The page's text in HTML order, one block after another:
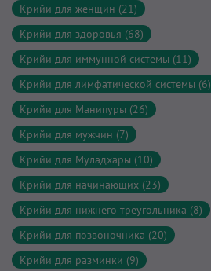
Крийи для женщин (21)
Крийи для здоровья (68)
Крийи для иммунной системы (11)
Крийи для лимфатической системы (6)
Крийи для Манипуры (26)
Крийи для мужчин (7)
Крийи для Муладхары (10)
Крийи для начинающих (23)
Крийи для нижнего треугольника (8)
Крийи для позвоночника (20)
Крийи для разминки (9)